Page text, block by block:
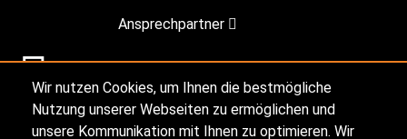
Wir nutzen Cookies, um Ihnen die bestmögliche
Nutzung unserer Webseiten zu ermöglichen und
unsere Kommunikation mit Ihnen zu optimieren. Wir
Ansprechpartner